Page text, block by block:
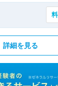
詳細を見る